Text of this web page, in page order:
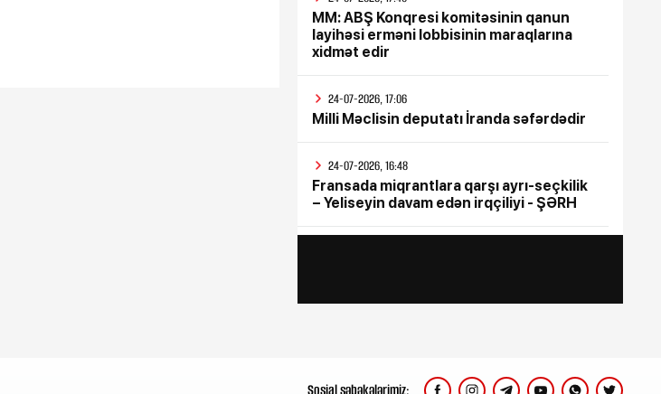
MM: ABŞ Konqresi komitəsinin qanun
layihəsi erməni lobbisinin maraqlarına
xidmət edir
24-07-2026, 17:06
Milli Məclisin deputatı İranda səfərdədir
24-07-2026, 16:48
Fransada miqrantlara qarşı ayrı-seçkilik
– Yeliseyin davam edən irqçiliyi - ŞƏRH
var
Sosial şəbəkələrimiz: